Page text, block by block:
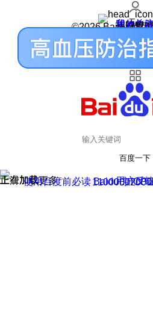
我的关
我的收
皮肤中
用户反
设置
©2026 Baidu 使用
百度一下
正在加载
上滑加载更多 用户反
使用百度前必读 Baidu 京ICP
京公网安备